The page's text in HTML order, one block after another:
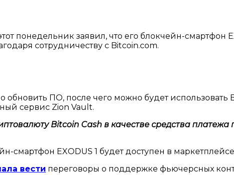
понедельник заявил, что его блокчейн-смартфон
сотрудничеству с Bitcoin.com.
ПО, после чего можно будет использовать
сервис Zion Vault.
Bitcoin Cash в качестве средства
EXODUS 1 будет доступен в
вести переговоры о поддержке фьючерсных